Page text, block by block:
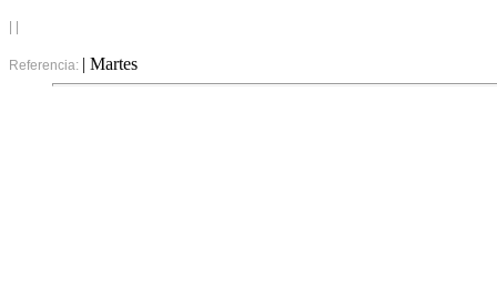
Referencia: | Martes